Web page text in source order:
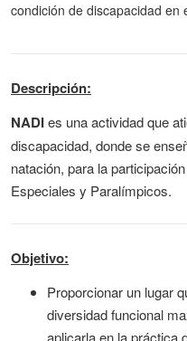
condición de discapacidad en
Descripción:
NADIes una actividad que
discapacidad, donde se
natación, para la
Especiales y Paralímpicos.
Objetivo:
Proporcionar un lugar
diversidad funcional
aplicarla en la práctica